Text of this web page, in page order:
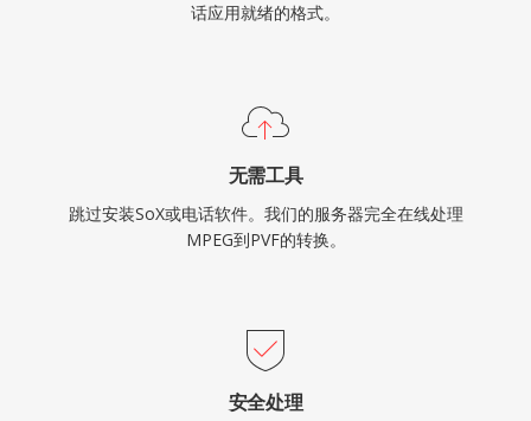
话应用就绪的格式。
无需工具
跳过安装SoX或电话软件。我们的服务器完全在线处理
MPEG到PVF的转换。
安全处理